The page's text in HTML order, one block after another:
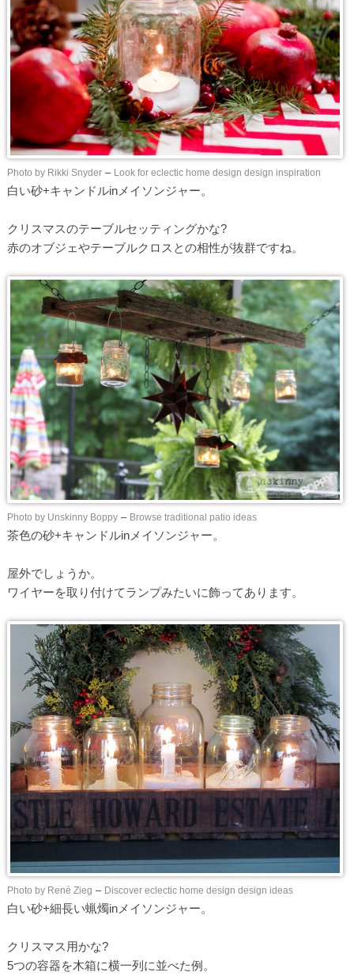
Photo by Rikki Snyder– Look for eclectic home design design inspiration
白い砂+キャンドルinメイソンジャー。
クリスマスのテーブルセッティングかな?
赤のオブジェやテーブルクロスとの相性が抜群ですね。
Photo by Unskinny Boppy– Browse traditional patio ideas
茶色の砂+キャンドルinメイソンジャー。
屋外でしょうか。
ワイヤーを取り付けてランプみたいに飾ってあります。
Photo by René Zieg – Discover eclectic home design design ideas
白い砂+細長い蝋燭inメイソンジャー。
クリスマス用かな?
5つの容器を木箱に横一列に並べた例。